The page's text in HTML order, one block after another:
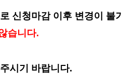
신청마감 이후 변경이 불
습니다.
시기 바랍니다.